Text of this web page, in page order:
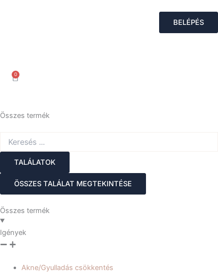
BELÉPÉS
0
Kosár
Összes termék
TALÁLATOK
ÖSSZES TALÁLAT MEGTEKINTÉSE
Összes termék
Igények
Akne/Gyulladás csökkentés